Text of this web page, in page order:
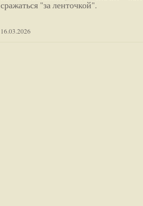
сражаться "за ленточкой".
16.03.2026